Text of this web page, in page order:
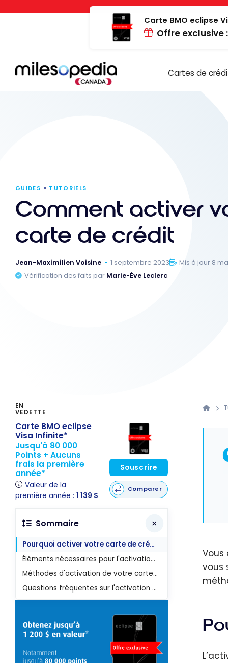
Panneau de gestion des cookies
Carte BMO eclipse
Offre exclusive
Cartes de
GUIDES TUTORIELS
Comment activer
carte de crédit
Jean-Maximilien Voisine 1 septembre 2023
Mis à jour 8
Vérification des faits par Marie-Ève Leclerc
Vous
vous
EN
VEDETTE
Carte BMO eclipse
Visa Infinite*
Jusqu'à 80 000
Points + Aucuns
frais la première
année*
Valeur de la
première année : 1 139 $
Souscrire
Comparer
Sommaire
Pourquoi activer votre carte de crédit ?
Éléments nécessaires pour l'activation de votre carte de crédit
Méthodes d'activation de votre carte de crédit par institution
Questions fréquentes sur l'activation d'une carte de crédit